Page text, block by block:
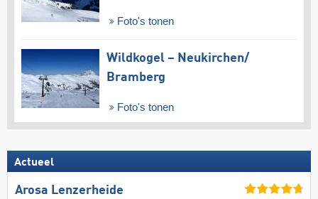
Foto's tonen
Wildkogel – Neukirchen/​
Bramberg
Foto's tonen
Actueel
Arosa Lenzerheide